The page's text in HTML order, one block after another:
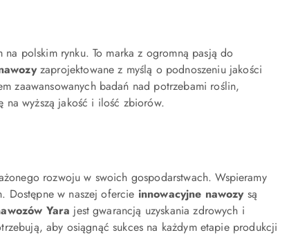
polskim rynku. To marka z ogromną pasją do
zaprojektowane z myślą o podnoszeniu jakości
zaawansowanych badań nad potrzebami roślin,
na wyższą jakość i ilość zbiorów.
rozwoju w swoich gospodarstwach. Wspieramy
Dostępne w naszej ofercie innowacyjne nawozysą
Yara jest gwarancją uzyskania zdrowych i
aby osiągnąć sukces na każdym etapie produkcji